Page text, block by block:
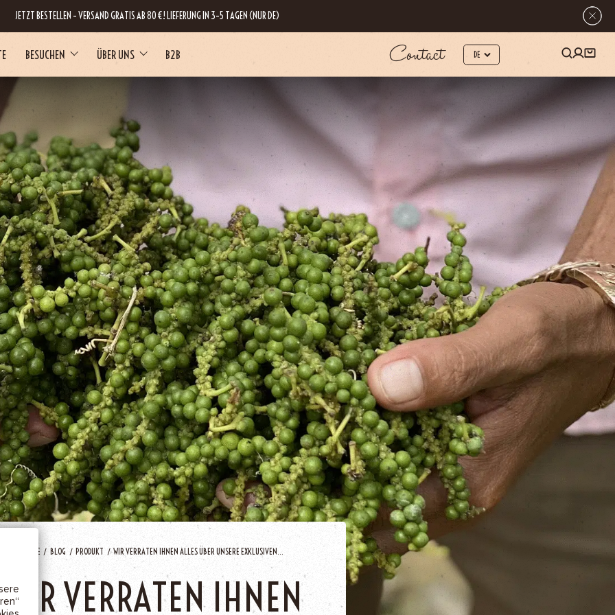
JETZT BESTELLEN – VERSAND GRATIS AB 80 €! LIEFERUNG IN 3–5 TAGEN (NUR DE)
BESUCHEN ÜBER UNS B2B Contact
HOME BLOG PRODUKT WIR VERRATEN IHNEN ALLES ÜBER UNSERE EXKLUSIVEN...
WIR VERRATEN IHNEN